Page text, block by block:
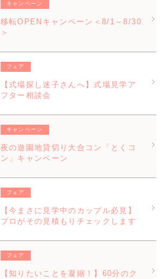
キャンペーン
移転OPENキャンペーン＜8/1～8/30
＞
フェア
【式場探し迷子さんへ】式場見学ア
フター相談会
キャンペーン
夜の遊園地貸切り大合コン「とくコ
ン」キャンペーン
フェア
【今まさに見学中のカップル必見】
プロがその見積もりチェックします
フェア
【知りたいことを凝縮！】60分のク